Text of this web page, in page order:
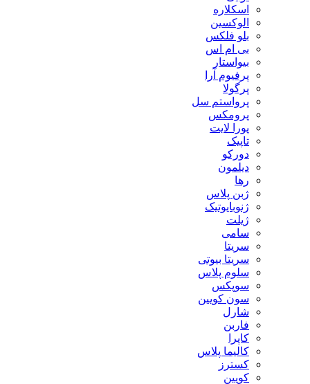
اسکلاره
الوکسین
بلو فلکس
بی ام اس
بیواستار
پرفیوم آرا
پرواستم سل
پرومکس
پورا لایت
دیلمون
ژبن پلاس
ژنوبایوتیک
سریتا بیوتی
سلوم پلاس
سوپکس
سون کویین
کالیما پلاس
کسترز